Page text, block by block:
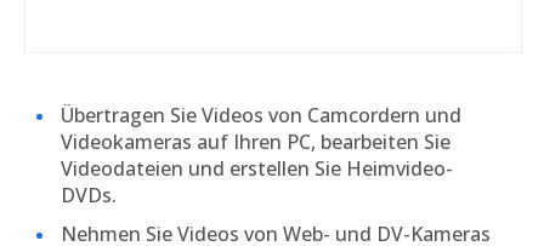
Übertragen Sie Videos von Camcordern und
Videokameras auf Ihren PC, bearbeiten Sie
Videodateien und erstellen Sie Heimvideo-
DVDs.
Nehmen Sie Videos von Web- und DV-Kameras